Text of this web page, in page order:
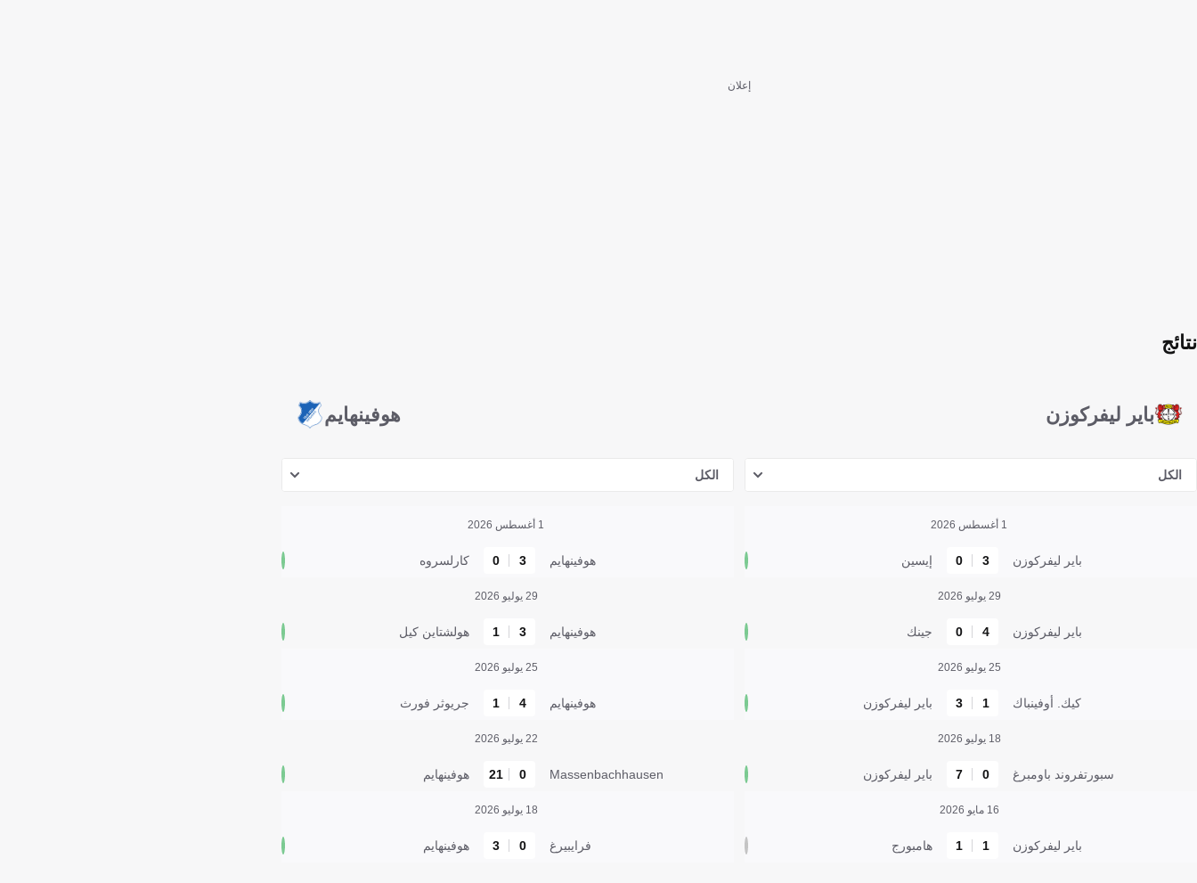
إعلان
باير ليفركوزن
نتائج
هوفينهايم
الكل
1 أغسطس 2026
باير ليفركوزن 3
0 إيسين
29 يوليو 2026
باير ليفركوزن 4
0 جينك
25 يوليو 2026
كيك. أوفينباك 1
3 باير ليفركوزن
18 يوليو 2026
سبورتفروند باومبرغ 0
7 باير ليفركوزن
16 مايو 2026
باير ليفركوزن 1
1 هامبورج
الكل
1 أغسطس 2026
هوفينهايم 3
0 كارلسروه
29 يوليو 2026
هوفينهايم 3
1 هولشتاين كيل
25 يوليو 2026
هوفينهايم 4
1 جريوثر فورث
22 يوليو 2026
Massenbachhausen
0
21 هوفينهايم
18 يوليو 2026
فرايبيرغ 0
3 هوفينهايم